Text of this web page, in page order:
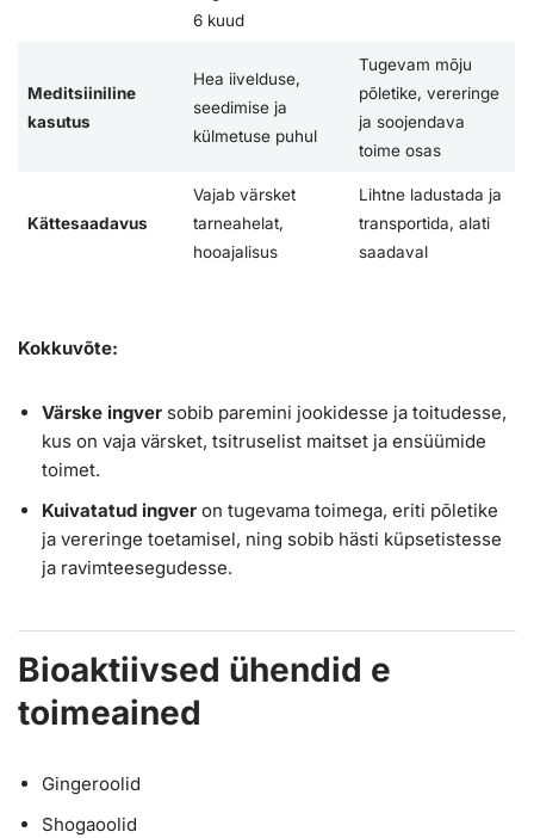
6 kuud
Meditsiiniline
kasutus
Hea iivelduse,
seedimise ja
külmetuse puhul
Tugevam mõju
põletike, vereringe
ja soojendava
toime osas
Kättesaadavus
Vajab värsket
tarneahelat,
hooajalisus
Lihtne ladustada ja
transportida, alati
saadaval
Kokkuvõte:
Värske ingver sobib paremini jookidesse ja toitudesse,
kus on vaja värsket, tsitruselist maitset ja ensüümide
toimet.
Kuivatatud ingver on tugevama toimega, eriti põletike
ja vereringe toetamisel, ning sobib hästi küpsetistesse
ja ravimteesegudesse.
Bioaktiivsed ühendid e
toimeained
Gingeroolid
Shogaoolid